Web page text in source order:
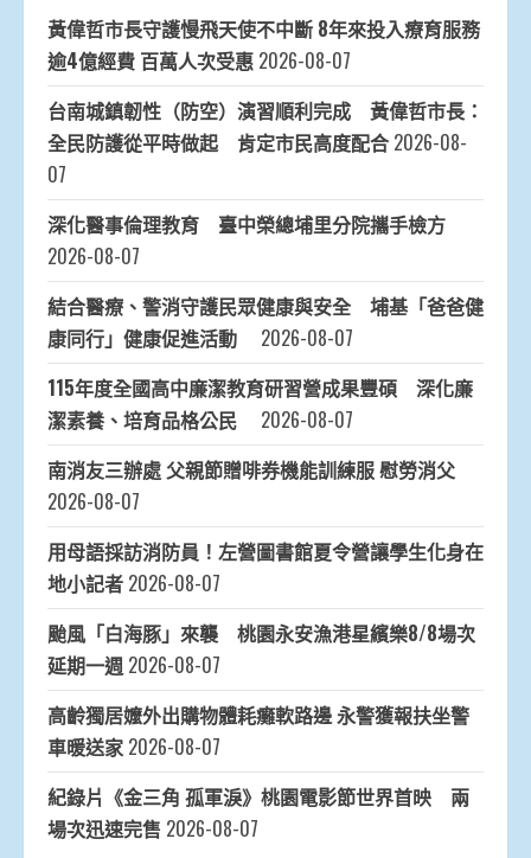
黃偉哲市長守護慢飛天使不中斷 8年來投入療育服務
逾4億經費 百萬人次受惠 2026-08-07
台南城鎮韌性（防空）演習順利完成 黃偉哲市長：
全民防護從平時做起 肯定市民高度配合 2026-08-
07
深化醫事倫理教育 臺中榮總埔里分院攜手檢方
2026-08-07
結合醫療、警消守護民眾健康與安全 埔基「爸爸健
康同行」健康促進活動
2026-08-07
115年度全國高中廉潔教育研習營成果豐碩 深化廉
潔素養、培育品格公民
2026-08-07
南消友三辦處 父親節贈啡券機能訓練服 慰勞消父
2026-08-07
用母語採訪消防員！左營圖書館夏令營讓學生化身在
地小記者 2026-08-07
颱風「白海豚」來襲 桃園永安漁港星繽樂8/8場次
延期一週 2026-08-07
高齡獨居嬤外出購物體耗癱軟路邊 永警獲報扶坐警
車暖送家 2026-08-07
紀錄片《金三角 孤軍淚》桃園電影節世界首映 兩
場次迅速完售 2026-08-07